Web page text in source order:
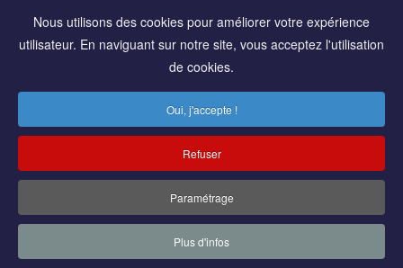
Nous utilisons des cookies pour améliorer votre expérience
utilisateur. En naviguant sur notre site, vous acceptez l'utilisation
de cookies.
Oui, j'accepte !
Refuser
Paramétrage
Plus d'infos
LUNDI - VENDREDI
09:00 - 18:00
SAMEDI - DIMANCHE
Fermés
2018-2026. Tous droits réservés -
Informations légales-Plan du site- Réalisé parMC&C